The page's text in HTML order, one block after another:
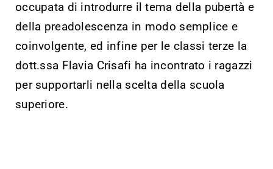
occupata di introdurre il tema della pubertà e
della preadolescenza in modo semplice e
coinvolgente, ed infine per le classi terze la
dott.ssa Flavia Crisafi ha incontrato i ragazzi
per supportarli nella scelta della scuola
superiore.